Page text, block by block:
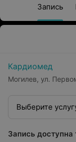
Запись
Кардиомед
Могилев, ул.
Выберите
Запись доступна